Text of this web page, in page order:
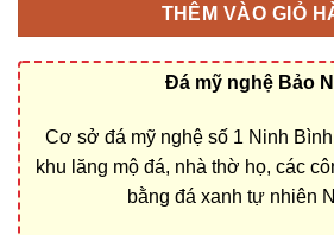
THÊM VÀO GIỎ
Đá mỹ nghệ Bảo
Cơ sở đá mỹ nghệ số 1 Ninh
khu lăng mộ đá, nhà thờ họ, các
bằng đá xanh tự nhiên